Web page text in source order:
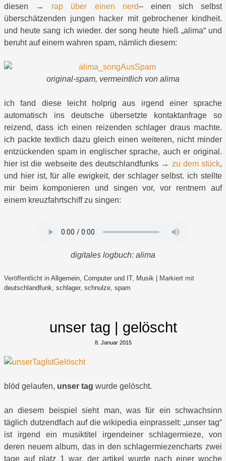
diesen → rap über einen nerd– einen sich selbst
überschätzenden jungen hacker mit gebrochener kindheit.
und heute sang ich wieder. der song heute hieß „alima“ und
beruht auf einem wahren spam, nämlich diesem:
original-spam, vermeintlich von alima
ich fand diese leicht holprig aus irgend einer sprache
automatisch ins deutsche übersetzte kontaktanfrage so
reizend, dass ich einen reizenden schlager draus machte.
ich packte textlich dazu gleich einen weiteren, nicht minder
entzückenden spam in englischer sprache, auch er original.
hier ist die webseite des deutschlandfunks → zu dem stück,
und hier ist, für alle ewigkeit, der schlager selbst. ich stellte
mir beim komponieren und singen vor, vor rentnern auf
einem kreuzfahrtschiff zu singen:
digitales logbuch: alima
Veröffentlicht in Allgemein, Computer und IT, Musik
Markiert mit
deutschlandfunk, schlager, schnulze, spam
unser tag | gelöscht
8. Januar 2015
blöd gelaufen, unser tag wurde gelöscht.
an diesem beispiel sieht man, was für ein schwachsinn
täglich dutzendfach auf die wikipedia einprasselt: „unser tag“
ist irgend ein musiktitel irgendeiner schlagermieze, von
deren neuem album, das in den schlagermiezencharts zwei
tage auf platz 1 war. der artikel wurde nach einer woche